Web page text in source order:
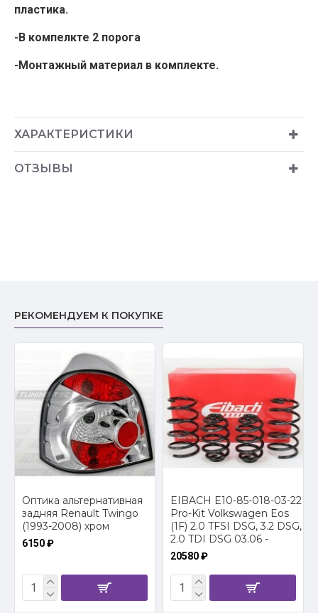
пластика.
-В компелкте 2 порога
-Монтажный материал в комплекте.
ХАРАКТЕРИСТИКИ
ОТЗЫВЫ
РЕКОМЕНДУЕМ К ПОКУПКЕ
Оптика альтернативная
задняя Renault Twingo
(1993-2008) хром
6150 ₽
EIBACH E10-85-018-03-22
Pro-Kit Volkswagen Eos
(1F) 2.0 TFSI DSG, 3.2 DSG,
2.0 TDI DSG 03.06 -
20580 ₽